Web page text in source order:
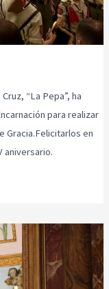
“La Pepa”, ha
para realizar
Gracia.Felicitarlos en
aniversario.